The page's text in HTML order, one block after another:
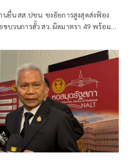
ยื่น สส.ปชน. ชงอัยการสูงสุดส่งฟ้อง
บวนการฮั้ว สว. ผิดมาตรา 49 พร้อม